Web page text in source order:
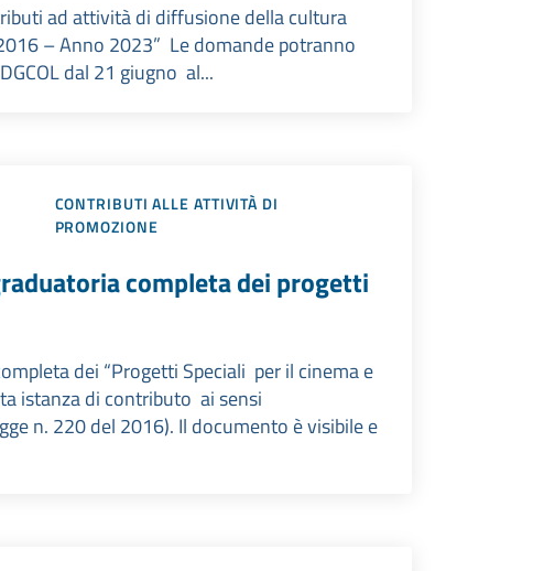
ad attività di diffusione della cultura
– Anno 2023” Le domande potranno
dal 21 giugno al...
CONTRIBUTI ALLE ATTIVITÀ DI
PROMOZIONE
completa dei progetti
dei “Progetti Speciali per il cinema e
istanza di contributo ai sensi
n. 220 del 2016). Il documento è visibile e